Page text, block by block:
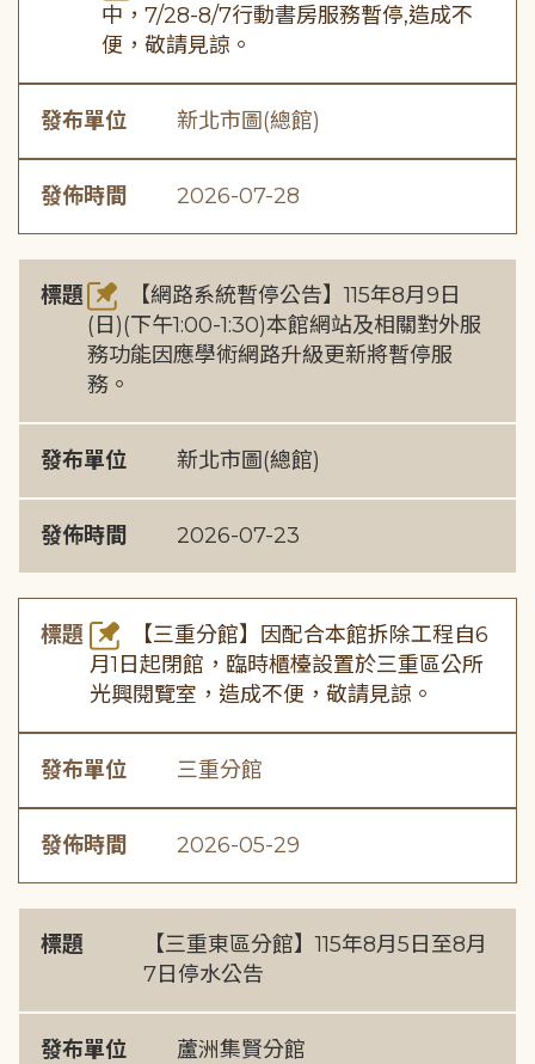
中，7/28-8/7行動書房服務暫停,造成不
便，敬請見諒。
發布單位 新北市圖(總館)
發佈時間 2026-07-28
標題
【網路系統暫停公告】115年8月9日
(日)(下午1:00-1:30)本館網站及相關對外服
務功能因應學術網路升級更新將暫停服
務。
發布單位 新北市圖(總館)
發佈時間 2026-07-23
標題
【三重分館】因配合本館拆除工程自6
月1日起閉館，臨時櫃檯設置於三重區公所
光興閱覽室，造成不便，敬請見諒。
發布單位 三重分館
發佈時間 2026-05-29
標題
【三重東區分館】115年8月5日至8月
7日停水公告
發布單位 蘆洲集賢分館